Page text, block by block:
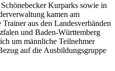
Kurparks sowie in
kamen am
aus den Landesverbänden
und Baden-Württemberg
um männliche Teilnehmer
auf die Ausbildungsgruppe